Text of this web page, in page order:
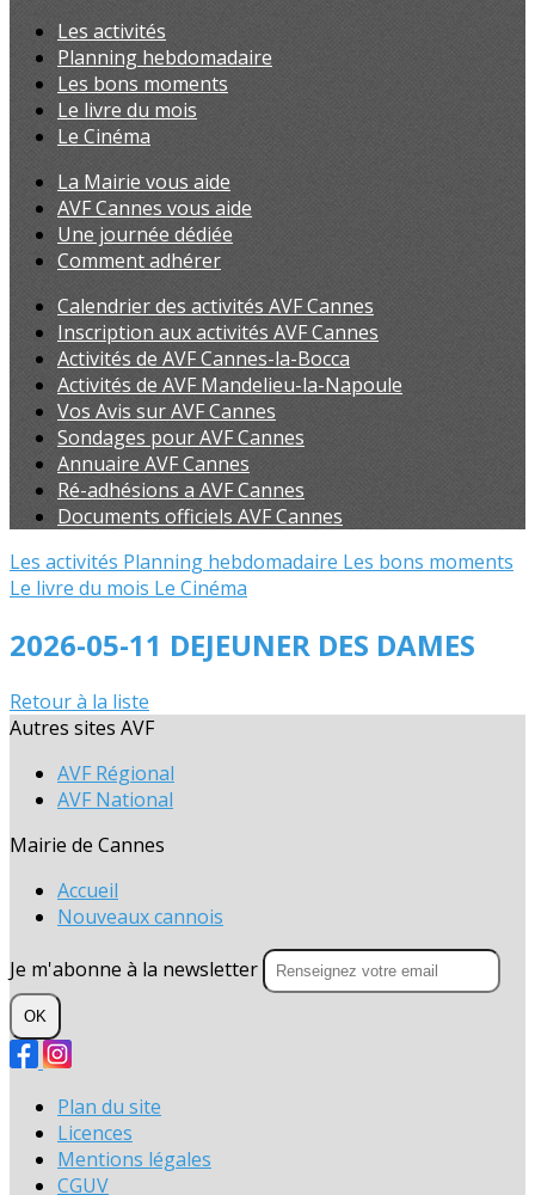
Les activités
Planning hebdomadaire
Les bons moments
Le livre du mois
Le Cinéma
La Mairie vous aide
AVF Cannes vous aide
Une journée dédiée
Comment adhérer
Calendrier des activités AVF Cannes
Inscription aux activités AVF Cannes
Activités de AVF Cannes-la-Bocca
Activités de AVF Mandelieu-la-Napoule
Vos Avis sur AVF Cannes
Sondages pour AVF Cannes
Annuaire AVF Cannes
Ré-adhésions a AVF Cannes
Documents officiels AVF Cannes
Les activités Planning hebdomadaire Les bons moments
Le livre du mois Le Cinéma
2026-05-11 DEJEUNER DES DAMES
Retour à la liste
Autres sites AVF
AVF Régional
AVF National
Mairie de Cannes
Accueil
Nouveaux cannois
Je m'abonne à la newsletter
OK
Plan du site
Licences
Mentions légales
CGUV